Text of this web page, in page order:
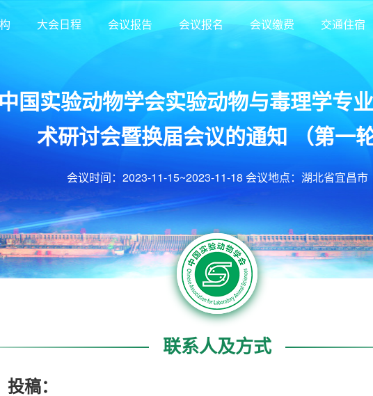
大会日程 会议报告 会议报名 会议缴费 交通住宿
国实验动物学会实验动物与毒理学专
术研讨会暨换届会议的通知 （第一
会议时间：2023-11-15~2023-11-18 会议地点：湖北省宜昌市
联系人及方式
稿：